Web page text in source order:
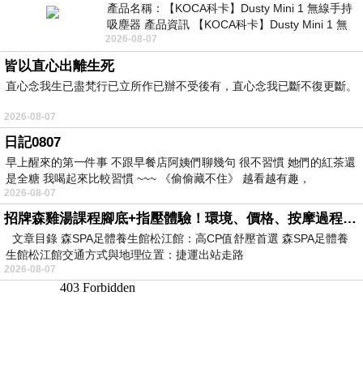
產品名稱：【KOCA科卡】Dusty Mini 1 無線手持
吸塵器 產品資訊 【KOCA科卡】Dusty Mini 1 無
線手持吸塵器評語： 能吸、能吹兼具兩
2026-08-07
皆以直心出離生死
直心念我生已盡梵行已立所作已辦不受後有，直心念我已斷不復更斷。
2026-08-07
日記0807
早上醒來的第一件事 不跟早餐店阿姨們聊幾句 很不習慣 她們的紅茶還
是全糖 我喝起來比較習慣 ~~~ 《偷偷藏不住》 越看越有趣，
2026-08-07
招牌森雞湯課程腳底+指壓體驗！環境、價格、按摩過程全紀錄，森SPA足體養生館松江館最新價格表
文章目錄 森SPA足體養生館松江館：高CP值舒壓首選 森SPA足體養
生館松江館交通方式與地理位置：捷運出站走路
2026-08-07